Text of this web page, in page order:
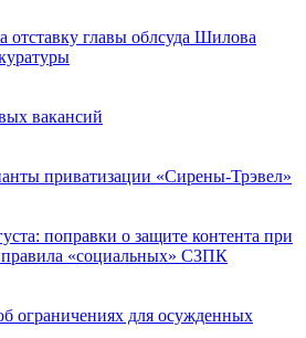
главы облсуда Шилова
вакансий
приватизации «Сирены-Трэвел»
поправки о защите контента при
правила «социальных» СЗПК
ограничениях для осужденных